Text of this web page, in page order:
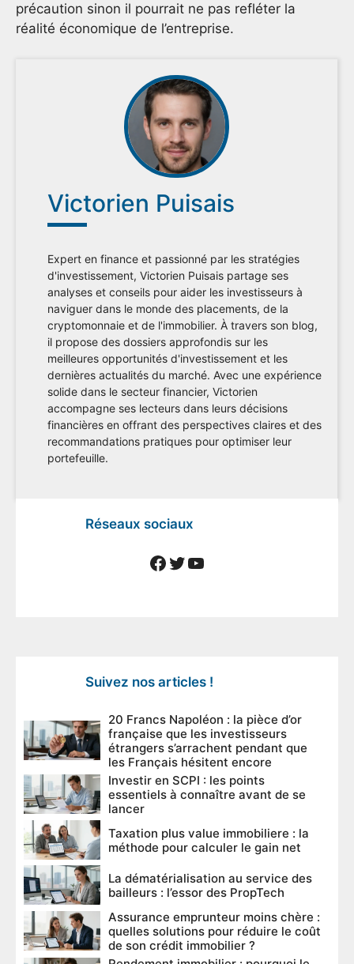
précaution sinon il pourrait ne pas refléter la
réalité économique de l’entreprise.
Victorien Puisais
Expert en finance et passionné par les stratégies
d'investissement, Victorien Puisais partage ses
analyses et conseils pour aider les investisseurs à
naviguer dans le monde des placements, de la
cryptomonnaie et de l'immobilier. À travers son blog,
il propose des dossiers approfondis sur les
meilleures opportunités d'investissement et les
dernières actualités du marché. Avec une expérience
solide dans le secteur financier, Victorien
accompagne ses lecteurs dans leurs décisions
financières en offrant des perspectives claires et des
recommandations pratiques pour optimiser leur
portefeuille.
Réseaux sociaux
Facebook
Twitter
YouTube
Suivez nos articles !
20 Francs Napoléon : la pièce d’or
française que les investisseurs
étrangers s’arrachent pendant que
les Français hésitent encore
Investir en SCPI : les points
essentiels à connaître avant de se
lancer
Taxation plus value immobiliere : la
méthode pour calculer le gain net
La dématérialisation au service des
bailleurs : l’essor des PropTech
Assurance emprunteur moins chère :
quelles solutions pour réduire le coût
de son crédit immobilier ?